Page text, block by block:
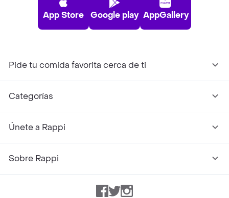
App Store Google play AppGallery
Pide tu comida favorita cerca de ti
Categorías
Únete a Rappi
Sobre Rappi
Facebook
TwitterInstagram